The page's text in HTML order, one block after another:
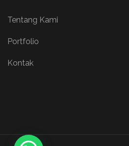
Tentang Kami
Portfolio
Kontak